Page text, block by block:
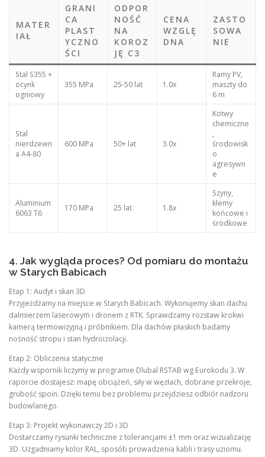
MATER
IAŁ
GRANI
CA
PLAST
YCZNO
ŚCI
ODPOR
NOŚĆ
NA
KOROZ
JĘ C3
CENA
WZGLĘ
DNA
ZASTO
SOWA
NIE
Stal S355 +
ocynk
ogniowy
355 MPa 25-50 lat 1.0x
Ramy PV,
maszty do
6 m
Stal
nierdzewn
a A4-80
600 MPa 50+ lat 3.0x
Kotwy
chemiczne
,
środowisk
o
agresywn
e
Aluminium
6063 T6
170 MPa 25 lat 1.8x
Szyny,
klemy
końcowe i
środkowe
4. Jak wygląda proces? Od pomiaru do montażu
w Starych Babicach
Etap 1: Audyt i skan 3D
Przyjeżdżamy na miejsce w Starych Babicach. Wykonujemy skan dachu
dalmierzem laserowym i dronem z RTK. Sprawdzamy rozstaw krokwi
kamerą termowizyjną i próbnikiem. Dla dachów płaskich badamy
nośność stropu i stan hydroizolacji.
Etap 2: Obliczenia statyczne
Każdy wspornik liczymy w programie Dlubal RSTAB wg Eurokodu 3. W
raporcie dostajesz: mapę obciążeń, siły w węzłach, dobrane przekroje,
grubość spoin. Dzięki temu bez problemu przejdziesz odbiór nadzoru
budowlanego.
Etap 3: Projekt wykonawczy 2D i 3D
Dostarczamy rysunki techniczne z tolerancjami ±1 mm oraz wizualizację
3D. Uzgadniamy kolor RAL, sposób prowadzenia kabli i trasy uziomu.